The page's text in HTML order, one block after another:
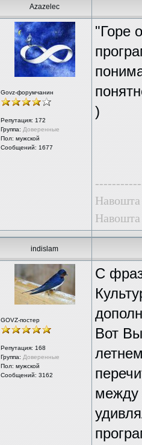
Azazelec
Govz-форумчанин
Репутация: 172
Группа: Доверенные
Пол: мужской
Сообщений: 1677
"Горе
)
Навошта
Навошта
indislam
GOVZ-постер
Репутация: 168
Группа: Доверенные
Пол: мужской
Сообщений: 3162
С
Вот
между